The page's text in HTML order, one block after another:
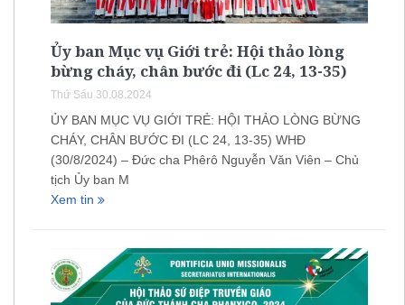
Ủy ban Mục vụ Giới trẻ: Hội thảo lòng
bừng cháy, chân bước đi (Lc 24, 13-35)
Thứ Sáu 30.08.2024
ỦY BAN MỤC VỤ GIỚI TRẺ: HỘI THẢO LÒNG BỪNG
CHÁY, CHÂN BƯỚC ĐI (LC 24, 13-35) WHĐ
(30/8/2024) – Đức cha Phêrô Nguyễn Văn Viên – Chủ
tịch Ủy ban M
Xem tin